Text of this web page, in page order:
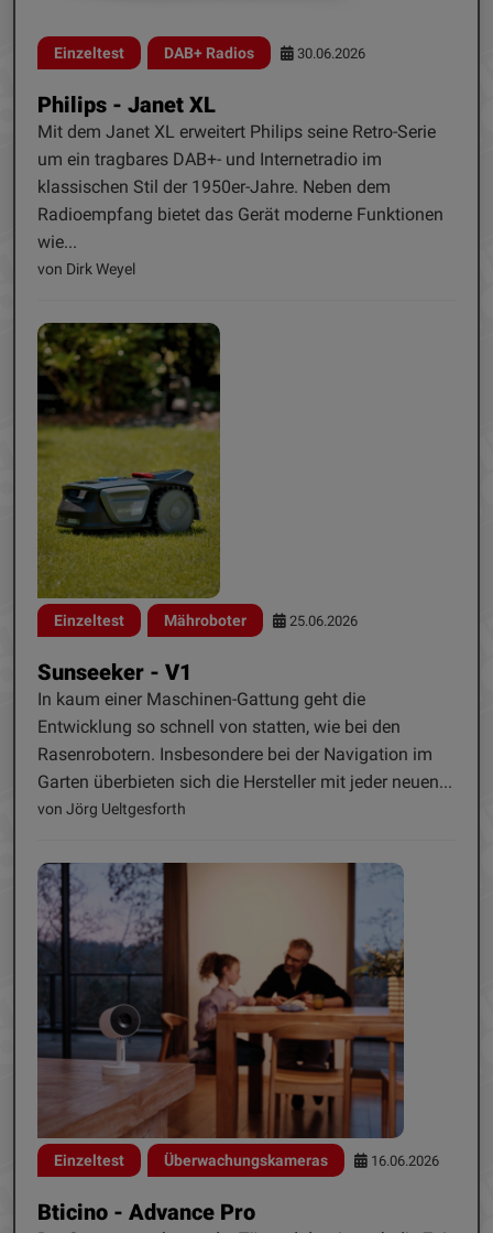
Einzeltest DAB+ Radios 30.06.2026
Philips - Janet XL
Mit dem Janet XL erweitert Philips seine Retro-Serie
um ein tragbares DAB+- und Internetradio im
klassischen Stil der 1950er-Jahre. Neben dem
Radioempfang bietet das Gerät moderne Funktionen
wie...
von Dirk Weyel
Einzeltest Mähroboter 25.06.2026
Sunseeker - V1
In kaum einer Maschinen-Gattung geht die
Entwicklung so schnell von statten, wie bei den
Rasenrobotern. Insbesondere bei der Navigation im
Garten überbieten sich die Hersteller mit jeder neuen...
von Jörg Ueltgesforth
Einzeltest Überwachungskameras 16.06.2026
Bticino - Advance Pro